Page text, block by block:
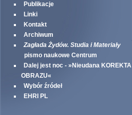
Publikacje
Linki
Kontakt
Archiwum
Zagłada Żydów. Studia i Materiały
pismo naukowe Centrum
Dalej jest noc - »Nieudana KOREKTA
OBRAZU«
Wybór źródeł
EHRI PL